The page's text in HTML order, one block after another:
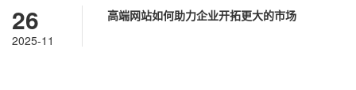
26
2025-11
高端网站如何助力企业开拓更大的市场